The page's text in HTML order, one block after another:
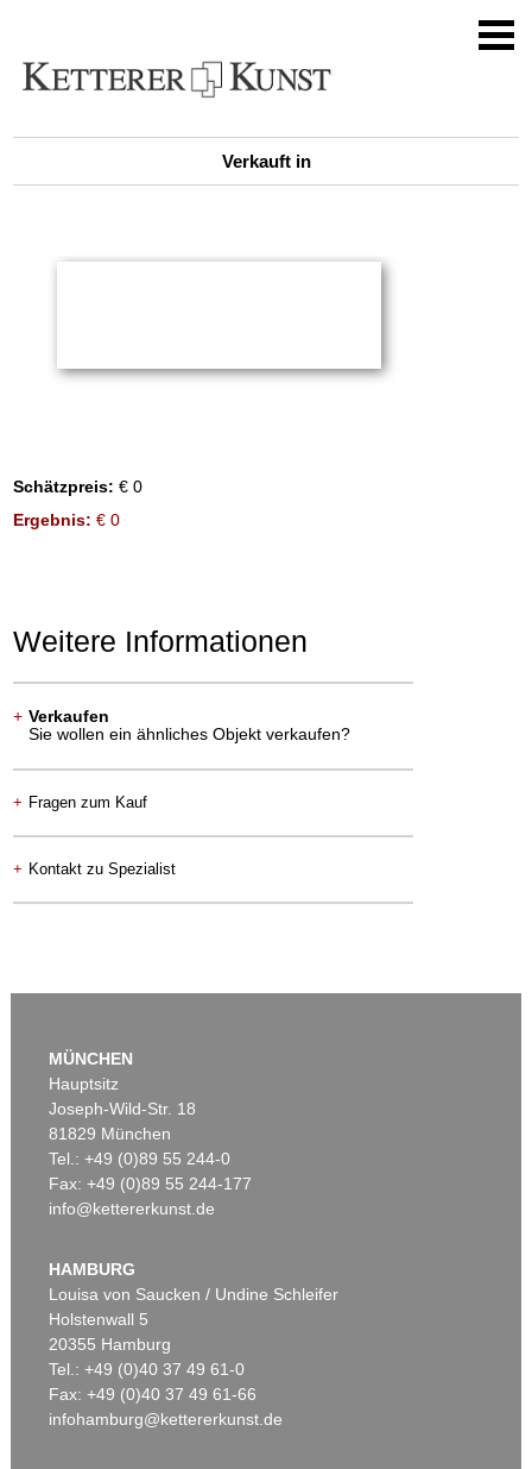
Verkauft in
Schätzpreis: € 0
Ergebnis: € 0
Weitere Informationen
+ Verkaufen
Sie wollen ein ähnliches Objekt verkaufen?
+ Fragen zum Kauf
+ Kontakt zu Spezialist
MÜNCHEN
Hauptsitz
Joseph-Wild-Str. 18
81829 München
Tel.: +49 (0)89 55 244-0
Fax: +49 (0)89 55 244-177
info@kettererkunst.de
HAMBURG
Louisa von Saucken / Undine Schleifer
Holstenwall 5
20355 Hamburg
Tel.: +49 (0)40 37 49 61-0
Fax: +49 (0)40 37 49 61-66
infohamburg@kettererkunst.de